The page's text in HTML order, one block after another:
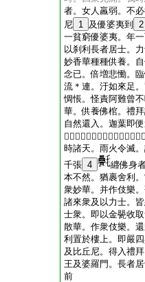
者。女人羸弱。不
尼 1 及優婆夷到
2
一貧窮優婆夷。年
以刹利長者居士。
妙香華種種供養。
念已。倍増悲慟。
流＊連。汙如來足
惆悵。怪責阿難曾
華。供養佛棺。禮
自然還入。迦葉即
𧂐自然。四面火起。經歴七日。
時諸天。雨火令滅
千張 4
纒佛身
本不然。猶裹舍利
衆妙華。并作伎樂
諸來衆及以力士。
士衆。即以金甖收
散華。作衆伎樂。
利置於樓上。即嚴
及比丘尼。得入禮
王及婆羅門。長者
前